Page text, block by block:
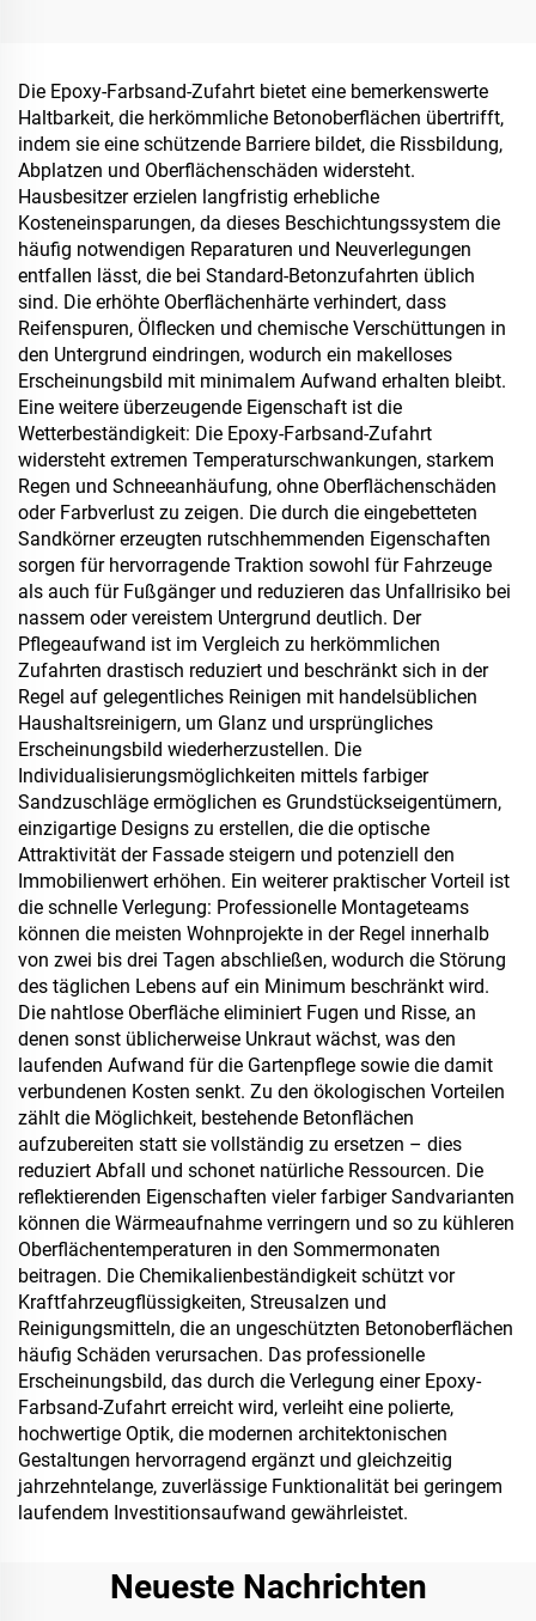
Fahrbahnen
Die Epoxy-Farbsand-Zufahrt bietet eine bemerkenswerte
Haltbarkeit, die herkömmliche Betonoberflächen übertrifft,
indem sie eine schützende Barriere bildet, die Rissbildung,
Abplatzen und Oberflächenschäden widersteht.
Hausbesitzer erzielen langfristig erhebliche
Kosteneinsparungen, da dieses Beschichtungssystem die
häufig notwendigen Reparaturen und Neuverlegungen
entfallen lässt, die bei Standard-Betonzufahrten üblich
sind. Die erhöhte Oberflächenhärte verhindert, dass
Reifenspuren, Ölflecken und chemische Verschüttungen in
den Untergrund eindringen, wodurch ein makelloses
Erscheinungsbild mit minimalem Aufwand erhalten bleibt.
Eine weitere überzeugende Eigenschaft ist die
Wetterbeständigkeit: Die Epoxy-Farbsand-Zufahrt
widersteht extremen Temperaturschwankungen, starkem
Regen und Schneeanhäufung, ohne Oberflächenschäden
oder Farbverlust zu zeigen. Die durch die eingebetteten
Sandkörner erzeugten rutschhemmenden Eigenschaften
sorgen für hervorragende Traktion sowohl für Fahrzeuge
als auch für Fußgänger und reduzieren das Unfallrisiko bei
nassem oder vereistem Untergrund deutlich. Der
Pflegeaufwand ist im Vergleich zu herkömmlichen
Zufahrten drastisch reduziert und beschränkt sich in der
Regel auf gelegentliches Reinigen mit handelsüblichen
Haushaltsreinigern, um Glanz und ursprüngliches
Erscheinungsbild wiederherzustellen. Die
Individualisierungsmöglichkeiten mittels farbiger
Sandzuschläge ermöglichen es Grundstückseigentümern,
einzigartige Designs zu erstellen, die die optische
Attraktivität der Fassade steigern und potenziell den
Immobilienwert erhöhen. Ein weiterer praktischer Vorteil ist
die schnelle Verlegung: Professionelle Montageteams
können die meisten Wohnprojekte in der Regel innerhalb
von zwei bis drei Tagen abschließen, wodurch die Störung
des täglichen Lebens auf ein Minimum beschränkt wird.
Die nahtlose Oberfläche eliminiert Fugen und Risse, an
denen sonst üblicherweise Unkraut wächst, was den
laufenden Aufwand für die Gartenpflege sowie die damit
verbundenen Kosten senkt. Zu den ökologischen Vorteilen
zählt die Möglichkeit, bestehende Betonflächen
aufzubereiten statt sie vollständig zu ersetzen – dies
reduziert Abfall und schonet natürliche Ressourcen. Die
reflektierenden Eigenschaften vieler farbiger Sandvarianten
können die Wärmeaufnahme verringern und so zu kühleren
Oberflächentemperaturen in den Sommermonaten
beitragen. Die Chemikalienbeständigkeit schützt vor
Kraftfahrzeugflüssigkeiten, Streusalzen und
Reinigungsmitteln, die an ungeschützten Betonoberflächen
häufig Schäden verursachen. Das professionelle
Erscheinungsbild, das durch die Verlegung einer Epoxy-
Farbsand-Zufahrt erreicht wird, verleiht eine polierte,
hochwertige Optik, die modernen architektonischen
Gestaltungen hervorragend ergänzt und gleichzeitig
jahrzehntelange, zuverlässige Funktionalität bei geringem
laufendem Investitionsaufwand gewährleistet.
Neueste Nachrichten